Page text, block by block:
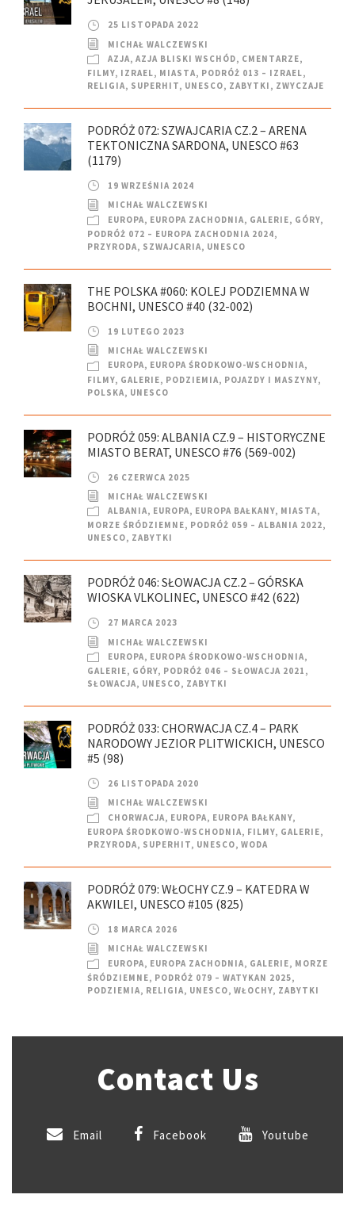
25 LISTOPADA 2022
MICHAŁ WALCZEWSKI
AZJA, AZJA BLISKI WSCHÓD, CMENTARZE,
FILMY, IZRAEL, MIASTA, PODRÓŻ 013 – IZRAEL,
RELIGIA, SUPERHIT, UNESCO, ZABYTKI , ZWYCZAJE
PODRÓŻ 072: SZWAJCARIA CZ.2 – ARENA
TEKTONICZNA SARDONA, UNESCO #63
(1179)
19 WRZEŚNIA 2024
MICHAŁ WALCZEWSKI
EUROPA, EUROPA ZACHODNIA, GALERIE, GÓRY,
PODRÓŻ 072 – EUROPA ZACHODNIA 2024,
PRZYRODA, SZWAJCARIA, UNESCO
THE POLSKA #060: KOLEJ PODZIEMNA W
BOCHNI, UNESCO #40 (32-002)
19 LUTEGO 2023
MICHAŁ WALCZEWSKI
EUROPA, EUROPA ŚRODKOWO-WSCHODNIA,
FILMY, GALERIE, PODZIEMIA, POJAZDY I MASZYNY,
POLSKA, UNESCO
PODRÓŻ 059: ALBANIA CZ.9 – HISTORYCZNE
MIASTO BERAT, UNESCO #76 (569-002)
26 CZERWCA 2025
MICHAŁ WALCZEWSKI
ALBANIA, EUROPA, EUROPA BAŁKANY, MIASTA,
MORZE ŚRÓDZIEMNE, PODRÓŻ 059 – ALBANIA 2022,
UNESCO, ZABYTKI
PODRÓŻ 046: SŁOWACJA CZ.2 – GÓRSKA
WIOSKA VLKOLINEC, UNESCO #42 (622)
27 MARCA 2023
MICHAŁ WALCZEWSKI
EUROPA, EUROPA ŚRODKOWO-WSCHODNIA,
GALERIE, GÓRY, PODRÓŻ 046 – SŁOWACJA 2021 ,
SŁOWACJA, UNESCO, ZABYTKI
PODRÓŻ 033: CHORWACJA CZ.4 – PARK
NARODOWY JEZIOR PLITWICKICH, UNESCO
#5 (98)
26 LISTOPADA 2020
MICHAŁ WALCZEWSKI
CHORWACJA, EUROPA, EUROPA BAŁKANY,
EUROPA ŚRODKOWO-WSCHODNIA, FILMY, GALERIE,
PRZYRODA, SUPERHIT, UNESCO, WODA
PODRÓŻ 079: WŁOCHY CZ.9 – KATEDRA W
AKWILEI, UNESCO #105 (825)
18 MARCA 2026
MICHAŁ WALCZEWSKI
EUROPA, EUROPA ZACHODNIA, GALERIE, MORZE
ŚRÓDZIEMNE, PODRÓŻ 079 – WATYKAN 2025,
PODZIEMIA, RELIGIA, UNESCO, WŁOCHY, ZABYTKI
Contact Us
Email Facebook Youtube